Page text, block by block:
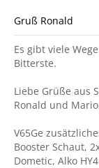
Gruß Ronald
Es gibt viele
Bitterste.
Liebe Grüße aus
Ronald und
V65Ge
Booster Schaut,
Dometic, Alko